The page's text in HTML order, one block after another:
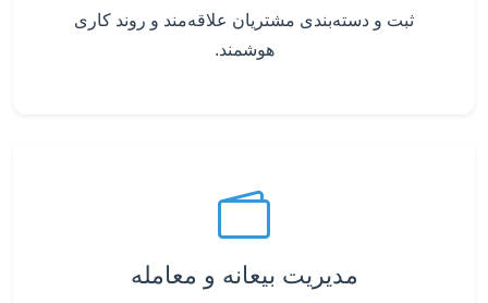
ثبت و دسته‌بندی مشتریان علاقه‌مند و روند کاری
هوشمند.
مدیریت بیعانه و معامله